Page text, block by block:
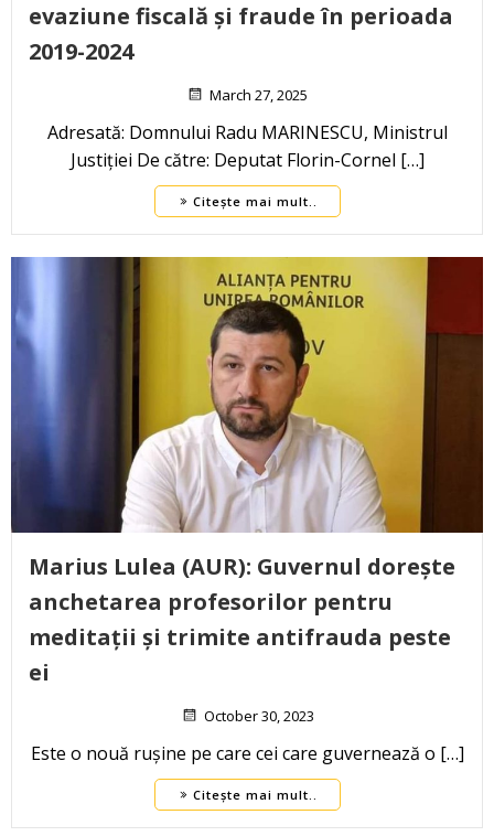
evaziune fiscală și fraude în perioada
2019-2024
March 27, 2025
Adresată: Domnului Radu MARINESCU, Ministrul
Justiției De către: Deputat Florin-Cornel […]
Citește mai mult..
Marius Lulea (AUR): Guvernul dorește
anchetarea profesorilor pentru
meditații și trimite antifrauda peste
ei
October 30, 2023
Este o nouă rușine pe care cei care guvernează o […]
Citește mai mult..